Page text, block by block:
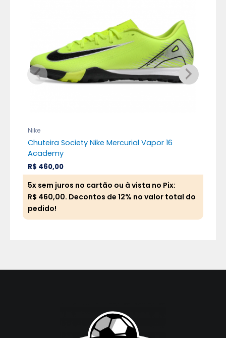
Nike
Chuteira Society Nike Mercurial Vapor 16
Academy
R$ 460,00
5x sem juros no cartão ou à vista no Pix:
R$ 460,00. Decontos de 12% no valor total do
pedido!